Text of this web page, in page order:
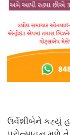
ઉર્વશીબેને કહ્યું